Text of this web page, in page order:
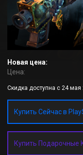
Новая цена:
Цена:
Скидка доступна с 24 мая
Купить Сейчас в
Купить Подарочные